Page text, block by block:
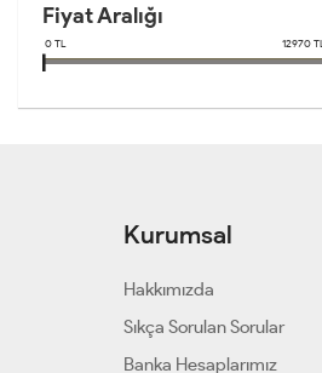
Fiyat Aralığı
0TL 12970TL
Kurumsal
Hakkımızda
Sıkça Sorulan Sorular
Banka Hesaplarımız